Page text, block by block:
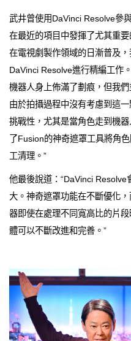
武井曾使用DaVinci Resolve參
在最近的項目中發揮了尤其重
在電視劇製作領域的日漸普及
DaVinci Resolve進行精編工作
機器人身上佈滿了劃痕，但我
由於拍攝過程中沒有考慮到這
挑戰性，尤其是當角色走到機
了Fusion的神奇遮罩工具將角
工清理。”
他最後說道：“DaVinci
大。神奇遮罩功能在不斷優化
器即使在處理不同寬高比的片
體可以不斷改進和完善。”